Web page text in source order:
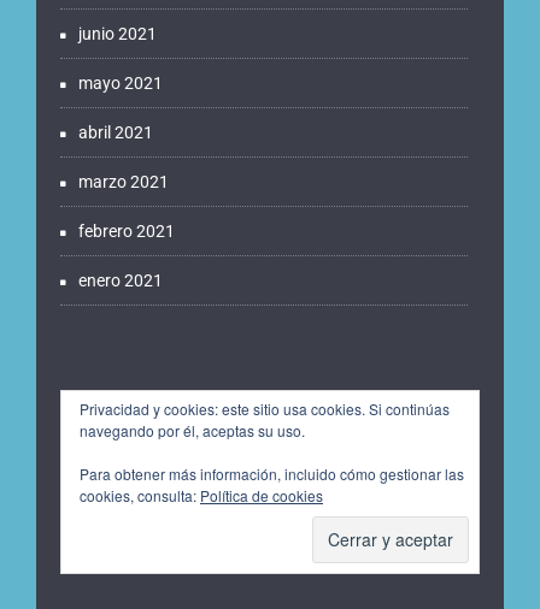
junio 2021
mayo 2021
abril 2021
marzo 2021
febrero 2021
enero 2021
Privacidad y cookies: este sitio usa cookies. Si continúas
navegando por él, aceptas su uso.
Para obtener más información, incluido cómo gestionar las
cookies, consulta: Política de cookies